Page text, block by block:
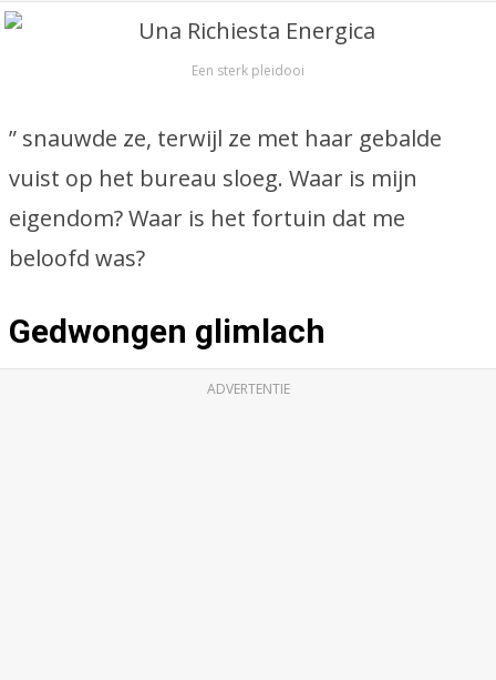
Een sterk pleidooi
” snauwde ze, terwijl ze met haar gebalde
vuist op het bureau sloeg. Waar is mijn
eigendom? Waar is het fortuin dat me
beloofd was?
Gedwongen glimlach
ADVERTENTIE